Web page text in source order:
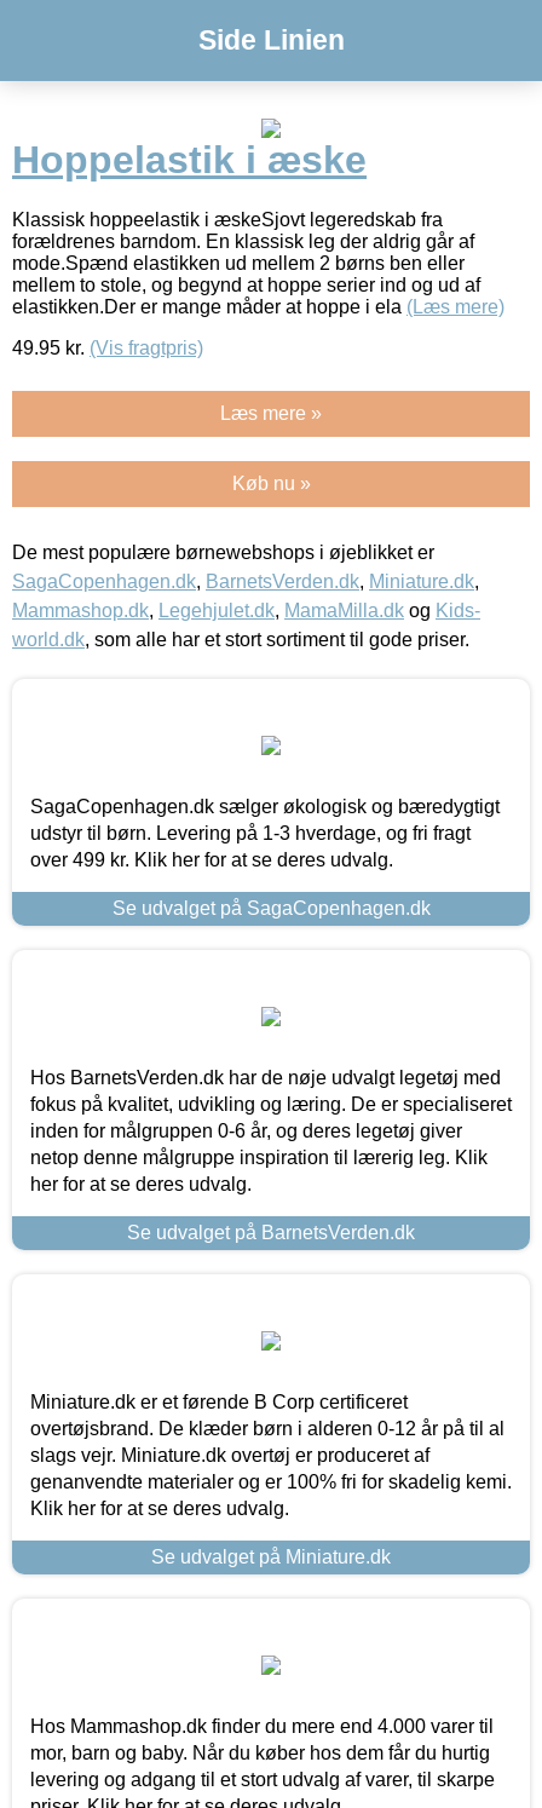
Side Linien
Hoppelastik i æske
Klassisk hoppeelastik i æskeSjovt legeredskab fra
forældrenes barndom. En klassisk leg der aldrig går af
mode.Spænd elastikken ud mellem 2 børns ben eller
mellem to stole, og begynd at hoppe serier ind og ud af
elastikken.Der er mange måder at hoppe i ela (Læs mere)
49.95 kr. (Vis fragtpris)
Læs mere »
Køb nu »
De mest populære børnewebshops i øjeblikket er
SagaCopenhagen.dk, BarnetsVerden.dk, Miniature.dk,
Mammashop.dk, Legehjulet.dk, MamaMilla.dk og Kids-
world.dk, som alle har et stort sortiment til gode priser.
SagaCopenhagen.dk sælger økologisk og bæredygtigt
udstyr til børn. Levering på 1-3 hverdage, og fri fragt
over 499 kr. Klik her for at se deres udvalg.
Se udvalget på SagaCopenhagen.dk
Hos BarnetsVerden.dk har de nøje udvalgt legetøj med
fokus på kvalitet, udvikling og læring. De er specialiseret
inden for målgruppen 0-6 år, og deres legetøj giver
netop denne målgruppe inspiration til lærerig leg. Klik
her for at se deres udvalg.
Se udvalget på BarnetsVerden.dk
Miniature.dk er et førende B Corp certificeret
overtøjsbrand. De klæder børn i alderen 0-12 år på til al
slags vejr. Miniature.dk overtøj er produceret af
genanvendte materialer og er 100% fri for skadelig kemi.
Klik her for at se deres udvalg.
Se udvalget på Miniature.dk
Hos Mammashop.dk finder du mere end 4.000 varer til
mor, barn og baby. Når du køber hos dem får du hurtig
levering og adgang til et stort udvalg af varer, til skarpe